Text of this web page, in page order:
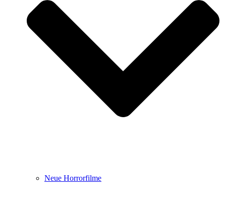
Neue Horrorfilme